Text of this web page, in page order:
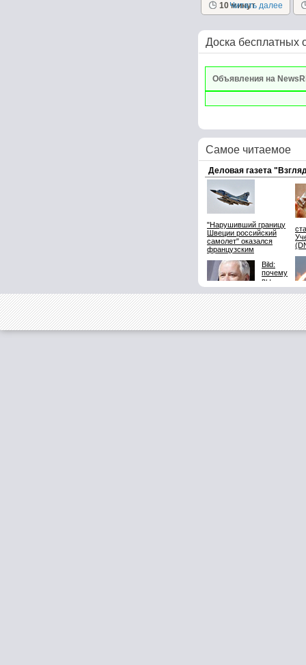
салаты очень
вкусные сами...
10 минут
Читать далее
Доска бесплатных
Объявления на
Самое читаемое